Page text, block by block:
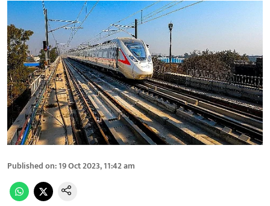
Published on:19 Oct 2023, 11:42 am